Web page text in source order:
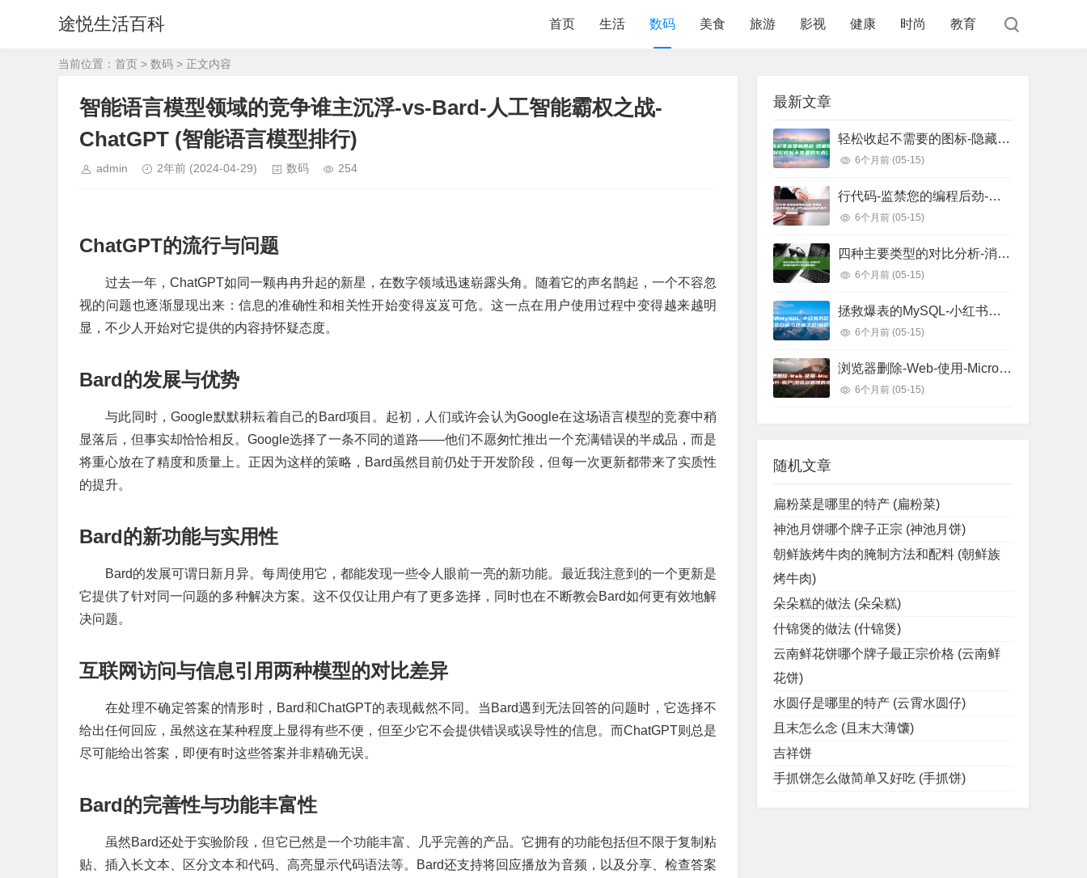
途悦生活百科 首页 生活 数码 美食 旅游 影视 健康 时尚 教育
当前位置： 首页 > 数码 > 正文内容
智能语言模型领域的竞争谁主沉浮-vs-Bard-人工智能霸权之战-
ChatGPT (智能语言模型排行)
admin 2年前 (2024-04-29) 数码 254
ChatGPT的流行与问题
过去一年，ChatGPT如同一颗冉冉升起的新星，在数字领域迅速崭露头角。随着它的声名鹊起，一个不容忽
视的问题也逐渐显现出来：信息的准确性和相关性开始变得岌岌可危。这一点在用户使用过程中变得越来越明
显，不少人开始对它提供的内容持怀疑态度。
Bard的发展与优势
与此同时，Google默默耕耘着自己的Bard项目。起初，人们或许会认为Google在这场语言模型的竞赛中稍
显落后，但事实却恰恰相反。Google选择了一条不同的道路——他们不愿匆忙推出一个充满错误的半成品，而是
将重心放在了精度和质量上。正因为这样的策略，Bard虽然目前仍处于开发阶段，但每一次更新都带来了实质性
的提升。
Bard的新功能与实用性
Bard的发展可谓日新月异。每周使用它，都能发现一些令人眼前一亮的新功能。最近我注意到的一个更新是
它提供了针对同一问题的多种解决方案。这不仅仅让用户有了更多选择，同时也在不断教会Bard如何更有效地解
决问题。
互联网访问与信息引用两种模型的对比差异
在处理不确定答案的情形时，Bard和ChatGPT的表现截然不同。当Bard遇到无法回答的问题时，它选择不
给出任何回应，虽然这在某种程度上显得有些不便，但至少它不会提供错误或误导性的信息。而ChatGPT则总是
尽可能给出答案，即便有时这些答案并非精确无误。
Bard的完善性与功能丰富性
虽然Bard还处于实验阶段，但它已然是一个功能丰富、几乎完善的产品。它拥有的功能包括但不限于复制粘
贴、插入长文本、区分文本和代码、高亮显示代码语法等。Bard还支持将回应播放为音频，以及分享、检查答案
最新文章
轻松收起不需要的图标-隐藏任务栏图标 (轻松收起不需要的东西)
6个月前 (05-15)
行代码-监禁您的编程后劲-把握这些正则表白式-少写1000 (监狱代码几位数)
6个月前 (05-15)
四种主要类型的对比分析-消息队列选型指南 (四种主要类型信用证)
6个月前 (05-15)
拯救爆表的MySQL-小红书万亿级存储系统自研与迁移之路 (拯救爆戾男主)
6个月前 (05-15)
浏览器删除-Web-使用-Microsoft-账户 (浏览器删除的视频怎么找回)
6个月前 (05-15)
随机文章
扁粉菜是哪里的特产 (扁粉菜)
神池月饼哪个牌子正宗 (神池月饼)
朝鲜族烤牛肉的腌制方法和配料 (朝鲜族
烤牛肉)
朵朵糕的做法 (朵朵糕)
什锦煲的做法 (什锦煲)
云南鲜花饼哪个牌子最正宗价格 (云南鲜
花饼)
水圆仔是哪里的特产 (云霄水圆仔)
且末怎么念 (且末大薄馕)
吉祥饼
手抓饼怎么做简单又好吃 (手抓饼)